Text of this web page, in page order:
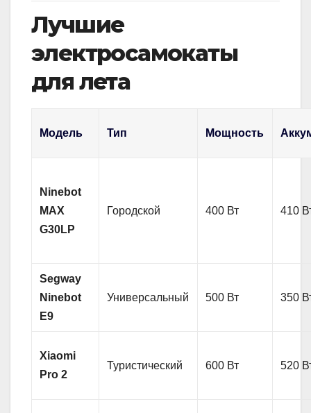
Лучшие
электросамокаты
для лета
Модель Тип Мощность
Ninebot
MAX
G30LP
Городской 400 Вт 410
Segway
Ninebot
E9
Универсальный 500 Вт 350
Xiaomi
Pro 2
Туристический 600 Вт 520